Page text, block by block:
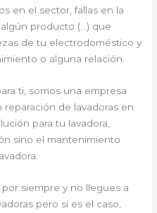
en el sector, fallas en la
producto (…) que
de tu electrodoméstico y
o alguna relación.
ti, somos una empresa
de lavadoras en
para tu lavadora,
sino el mantenimiento
siempre y no llegues a
pero si es el caso,